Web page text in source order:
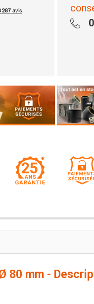
80 mm -